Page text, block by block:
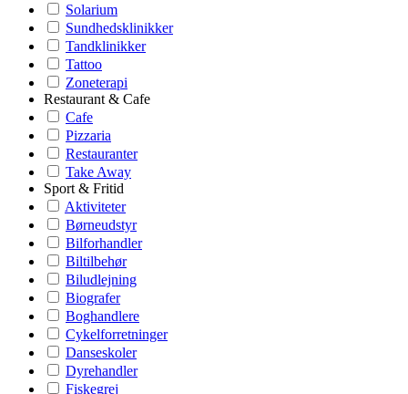
Solarium
Sundhedsklinikker
Tandklinikker
Tattoo
Zoneterapi
Restaurant & Cafe
Cafe
Pizzaria
Restauranter
Take Away
Sport & Fritid
Aktiviteter
Børneudstyr
Bilforhandler
Biltilbehør
Biludlejning
Biografer
Boghandlere
Cykelforretninger
Danseskoler
Dyrehandler
Fiskegrej